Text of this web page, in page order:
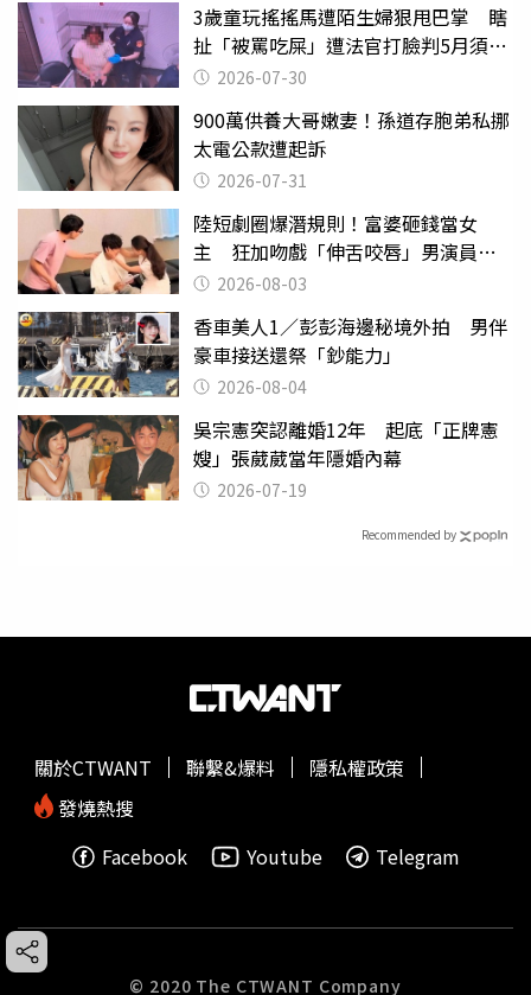
3歲童玩搖搖馬遭陌生婦狠甩巴掌 瞎
扯「被罵吃屎」遭法官打臉判5月須入
監 2026-07-30
900萬供養大哥嫩妻！孫道存胞弟私挪
太電公款遭起訴
2026-07-31
陸短劇圈爆潛規則！富婆砸錢當女
主 狂加吻戲「伸舌咬唇」男演員崩
潰 2026-08-03
香車美人1／彭彭海邊秘境外拍 男伴
豪車接送還祭「鈔能力」
2026-08-04
吳宗憲突認離婚12年 起底「正牌憲
嫂」張葳葳當年隱婚內幕
2026-07-19
Recommended by
關於CTWANT 聯繫&爆料
隱私權政策
發燒熱搜
Facebook
Youtube Telegram
© 2020 The CTWANT Company